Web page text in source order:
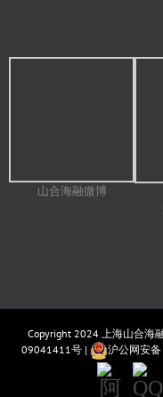
山合海融微博
Copyright 2024 上海山合海
09041411号| 沪公网安
阿